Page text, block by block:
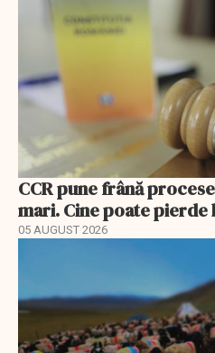
CCR pune frână
mari. Cine poate
05 AUGUST 2026